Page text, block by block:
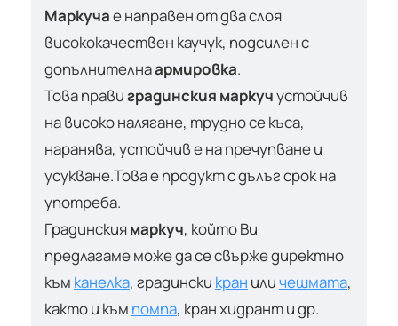
Маркучае направен от два слоя
висококачествен каучук, подсилен с
допълнителнаармировка.
Това правиградинския маркучустойчив
на високо налягане, трудно се къса,
наранява, устойчив е на пречупване и
усукване.Това е продукт с дълъг срок на
употреба.
Градинскиямаркуч, който Ви
предлагаме може да се свърже директно
към канелка, градински кран иличешмата,
както и към помпа, кран хидрант и др.